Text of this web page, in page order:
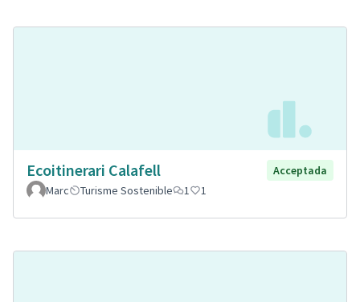
Ecoitinerari Calafell
Acceptada
Marc
Turisme Sostenible 1 1